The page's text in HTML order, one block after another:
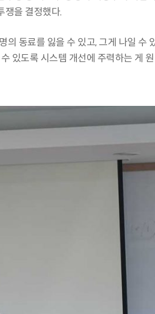
쟁을 결정했다.
의 동료를 잃을 수 있고,그게 나일 수
있도록 시스템 개선에 주력하는 게